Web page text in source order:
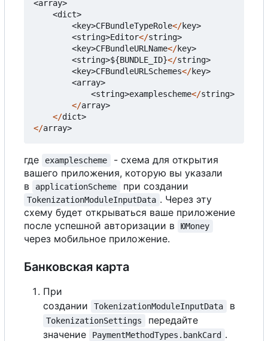
<array>
<dict>
<key>CFBundleTypeRole</key>
<string>Editor</string>
<key>CFBundleURLName</key>
<string>${BUNDLE_ID}</string>
<key>CFBundleURLSchemes</key>
<array>
<string>examplescheme</string>
</array>
</dict>
</array>
где examplescheme
- схема для открытия
вашего приложения, которую вы указали
в
applicationScheme при создании
TokenizationModuleInputData . Через эту
схему будет открываться ваше приложение
после успешной авторизации в
ЮMoney
через мобильное приложение.
Банковская карта
При
создании
TokenizationModuleInputData в
TokenizationSettings
передайте
значение
PaymentMethodTypes.bankCard .